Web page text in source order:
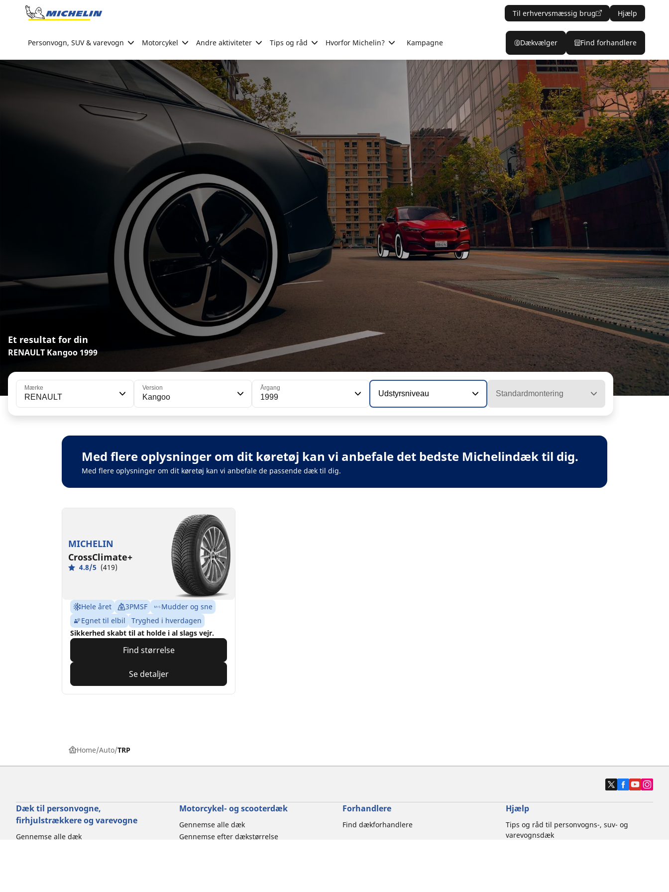
Go to page content
Til erhvervsmæssig brug Hjælp
Personvogn, SUV & varevogn Motorcykel Andre aktiviteter Tips og råd Hvorfor Michelin? Kampagne Dækvælger Find forhandlere
Et resultat for din
RENAULT Kangoo 1999
Mærke
RENAULT
Version
Kangoo
Årgang
1999 Udstyrsniveau Standardmontering
Med flere oplysninger om dit køretøj kan vi anbefale det bedste Michelindæk til dig.
Med flere oplysninger om dit køretøj kan vi anbefale de passende dæk til dig.
MICHELIN
CrossClimate+
4.8/5 (419)
Hele året 3PMSF
Mudder og sne
Egnet til elbil
Tryghed i hverdagen
Sikkerhed skabt til at holde i al slags vejr.
Find størrelse
Se detaljer
Home Auto TRP
Dæk til personvogne,
firhjulstrækkere og varevogne
Gennemse alle dæk
Motorcykel- og scooterdæk
Gennemse alle dæk
Gennemse efter dækstørrelse
Forhandlere
Find dækforhandlere
Hjælp
Tips og råd til personvogns-, suv- og
varevognsdæk